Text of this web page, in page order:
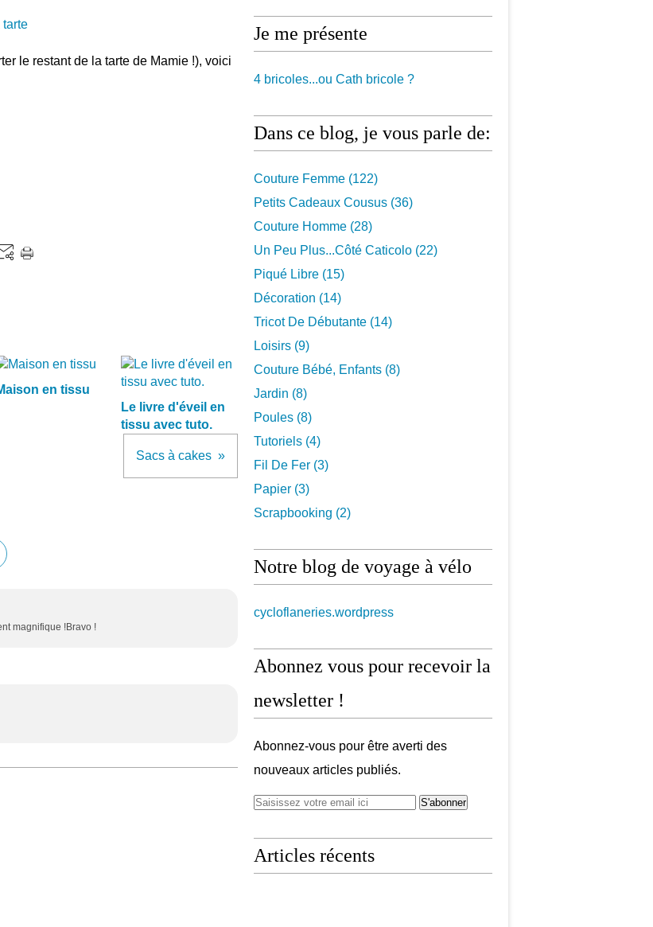
le restant de la tarte de Mamie !), voici
en tissu
Le livre d'éveil en
tissu avec tuto.
Sacs à cakes
magnifique !Bravo !
Je me présente
4 bricoles...ou Cath bricole ?
Dans ce blog, je vous parle de:
Couture Femme (122)
Petits Cadeaux Cousus (36)
Couture Homme (28)
Un Peu Plus...côté Caticolo (22)
Piqué Libre (15)
Décoration (14)
Tricot De Débutante (14)
Loisirs (9)
Couture Bébé, Enfants (8)
Jardin (8)
Poules (8)
Tutoriels (4)
Fil De Fer (3)
Papier (3)
Scrapbooking (2)
Notre blog de voyage à vélo
cycloflaneries.wordpress
Abonnez vous pour recevoir la
newsletter !
Abonnez-vous pour être averti des
nouveaux articles publiés.
Articles récents